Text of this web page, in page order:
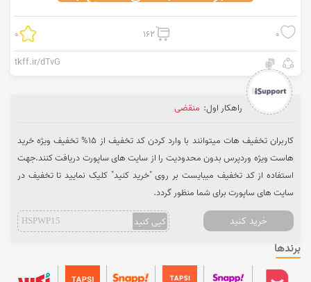
0
162
0
tkff.ir/dTvG
راهکار اول: منقضی
کاربران تخفیف هات میتوانند با وارد کردن کد تخفیف از 15% تخفیف ویژه خرید
هاست ویژه وردپرس بدون محدودیت را از سایت های ساپورت دریافت کنند.جهت
استفاده از کد تخفیف میبایست بر روی "خرید کنید" کلیک نمایید تا تخفیف در
سایت های ساپورت برای شما منظور گردد.
خرید کنید کپی کنید HSPWP15
برندها